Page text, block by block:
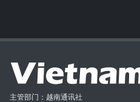
主管部门：越南通讯社